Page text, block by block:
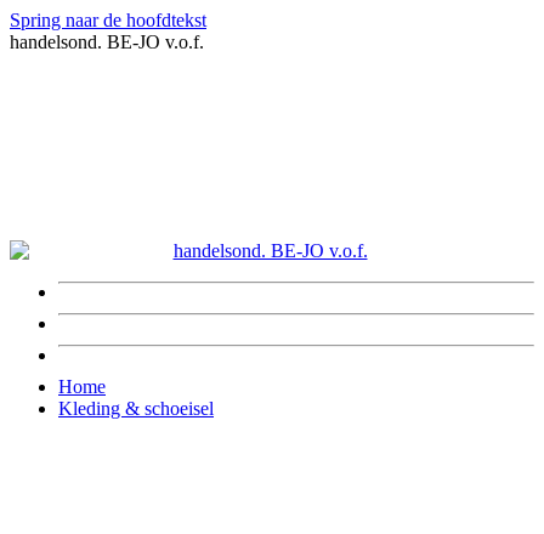
Spring naar de hoofdtekst
handelsond. BE-JO v.o.f.
Home
Kleding & schoeisel